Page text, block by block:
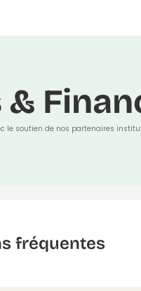
le soutien de nos partenaires
fréquentes